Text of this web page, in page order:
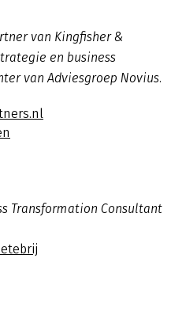
van Kingfisher &
en business
van Adviesgroep Novius.
Transformation Consultant